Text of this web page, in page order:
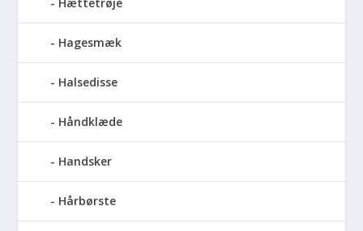
Hagesmæk
Halsedisse
Håndklæde
Handsker
Hårbørste